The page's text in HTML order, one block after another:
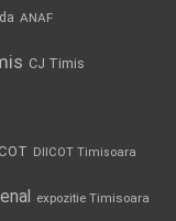
ANAF
CJ Timis
DIICOT Timisoara
expozitie Timisoara